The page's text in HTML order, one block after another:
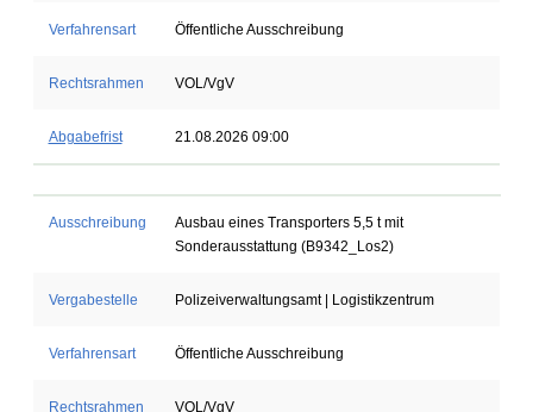
Verfahrensart Öffentliche Ausschreibung
Rechtsrahmen VOL/VgV
Abgabefrist 21.08.2026 09:00
Ausschreibung
Ausbau eines Transporters 5,5 t mit
Sonderausstattung (B9342_Los2)
Vergabestelle Polizeiverwaltungsamt | Logistikzentrum
Verfahrensart Öffentliche Ausschreibung
Rechtsrahmen VOL/VgV